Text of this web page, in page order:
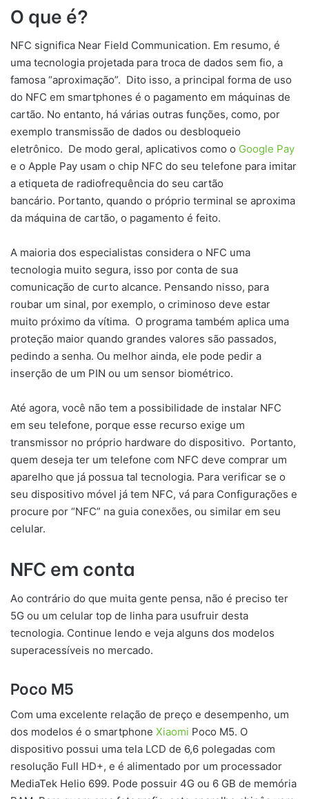
O que é?
NFC significa Near Field Communication. Em resumo, é
uma tecnologia projetada para troca de dados sem fio, a
famosa “aproximação”. Dito isso, a principal forma de uso
do NFC em smartphones é o pagamento em máquinas de
cartão. No entanto, há várias outras funções, como, por
exemplo transmissão de dados ou desbloqueio
eletrônico. De modo geral, aplicativos como o Google Pay
e o Apple Pay usam o chip NFC do seu telefone para imitar
a etiqueta de radiofrequência do seu cartão
bancário. Portanto, quando o próprio terminal se aproxima
da máquina de cartão, o pagamento é feito.
A maioria dos especialistas considera o NFC uma
tecnologia muito segura, isso por conta de sua
comunicação de curto alcance. Pensando nisso, para
roubar um sinal, por exemplo, o criminoso deve estar
muito próximo da vítima. O programa também aplica uma
proteção maior quando grandes valores são passados,
pedindo a senha. Ou melhor ainda, ele pode pedir a
inserção de um PIN ou um sensor biométrico.
Até agora, você não tem a possibilidade de instalar NFC
em seu telefone, porque esse recurso exige um
transmissor no próprio hardware do dispositivo. Portanto,
quem deseja ter um telefone com NFC deve comprar um
aparelho que já possua tal tecnologia. Para verificar se o
seu dispositivo móvel já tem NFC, vá para Configurações e
procure por “NFC” na guia conexões, ou similar em seu
celular.
NFC em conta
Ao contrário do que muita gente pensa, não é preciso ter
5G ou um celular top de linha para usufruir desta
tecnologia. Continue lendo e veja alguns dos modelos
superacessíveis no mercado.
Poco M5
Com uma excelente relação de preço e desempenho, um
dos modelos é o smartphone Xiaomi Poco M5. O
dispositivo possui uma tela LCD de 6,6 polegadas com
resolução Full HD+, e é alimentado por um processador
MediaTek Helio 699. Pode possuir 4G ou 6 GB de memória